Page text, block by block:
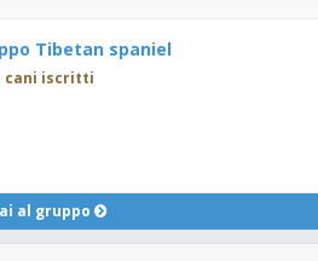
Tibetan spaniel
cani iscritti
al gruppo